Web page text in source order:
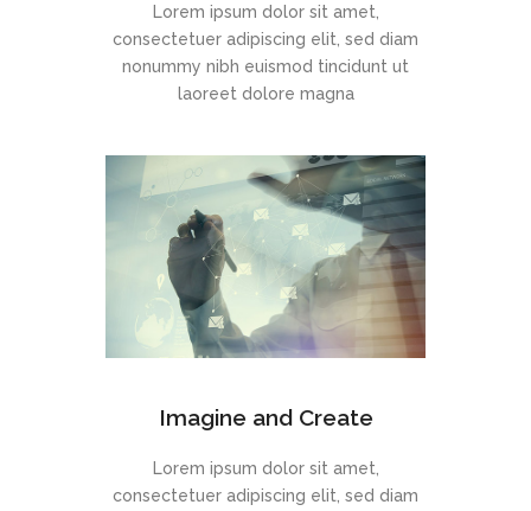
Lorem ipsum dolor sit amet,
consectetuer adipiscing elit, sed diam
nonummy nibh euismod tincidunt ut
laoreet dolore magna
Imagine and Create
Lorem ipsum dolor sit amet,
consectetuer adipiscing elit, sed diam